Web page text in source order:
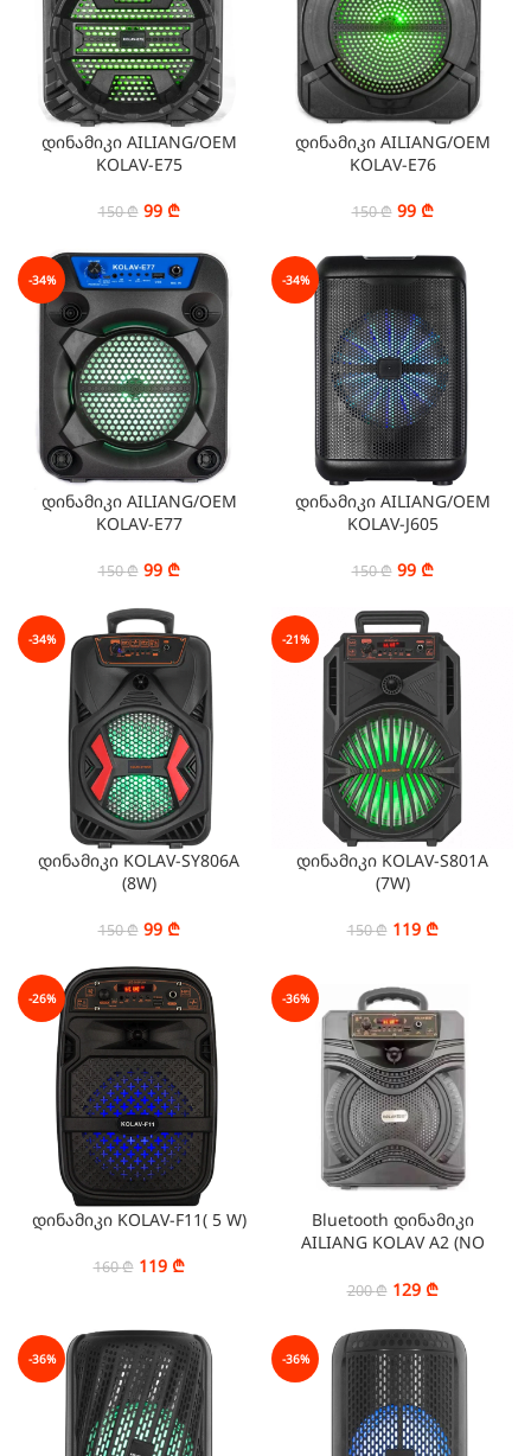
დინამიკი AILIANG/OEM
KOLAV-E75
150₾ 99 ₾
დინამიკი AILIANG/OEM
KOLAV-E76
150₾ 99 ₾
-34%
დინამიკი AILIANG/OEM
KOLAV-E77
150₾ 99 ₾
-34%
დინამიკი AILIANG/OEM
KOLAV-J605
150₾ 99 ₾
-34%
დინამიკი KOLAV-SY806A
(8W)
150₾ 99 ₾
-21%
დინამიკი KOLAV-S801A
(7W)
150₾ 119 ₾
-26%
დინამიკი KOLAV-F11( 5 W)
160₾ 119 ₾
-36%
Bluetooth დინამიკი
AILIANG KOLAV A2 (NO
200₾ 129 ₾
-36% -36%